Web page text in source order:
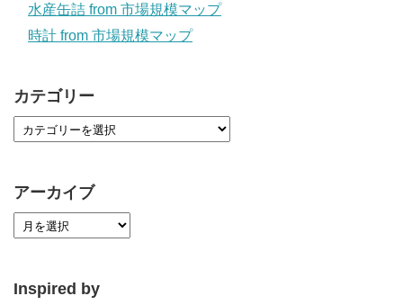
水産缶詰 from 市場規模マップ
時計 from 市場規模マップ
カテゴリー
アーカイブ
Inspired by